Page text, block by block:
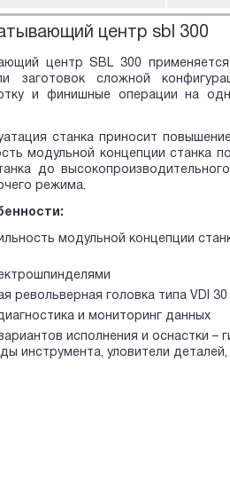
центр sbl 300
центр SBL 300
заготовок сложной
и финишные операции на
станка приносит
модульной концепции станка
до
режима.
модульной концепции
револьверная головка типа VDI
и мониторинг данных
исполнения и оснастки –
инструмента, уловители